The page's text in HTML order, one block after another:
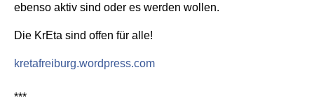
ebenso aktiv sind oder es werden wollen.
Die KrEta sind offen für alle!
kretafreiburg.wordpress.com
***